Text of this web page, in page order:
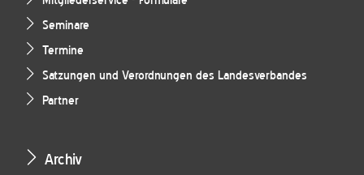
Seminare
Termine
Satzungen und Verordnungen des Landesverbandes
Partner
Archiv